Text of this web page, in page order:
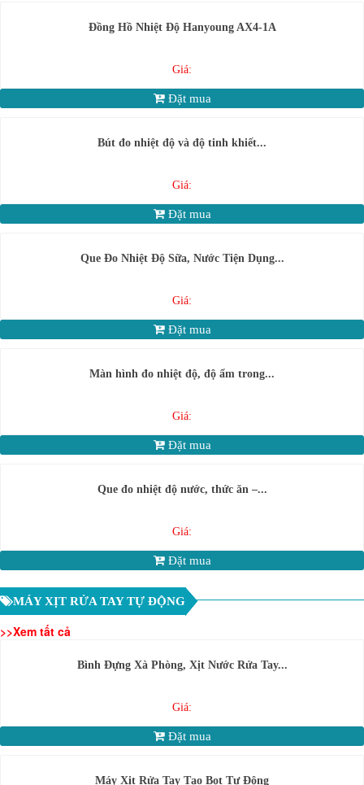
Đồng Hồ Nhiệt Độ Hanyoung AX4-1A
Giá:
Đặt mua
Bút đo nhiệt độ và độ tinh khiết...
Giá:
Đặt mua
Que Đo Nhiệt Độ Sữa, Nước Tiện Dụng...
Giá:
Đặt mua
Màn hình đo nhiệt độ, độ ẩm trong...
Giá:
Đặt mua
Que đo nhiệt độ nước, thức ăn –...
Giá:
Đặt mua
MÁY XỊT RỬA TAY TỰ ĐỘNG
>>Xem tất cả
Bình Đựng Xà Phòng, Xịt Nước Rửa Tay...
Giá:
Đặt mua
Máy Xịt Rửa Tay Tạo Bọt Tự Động